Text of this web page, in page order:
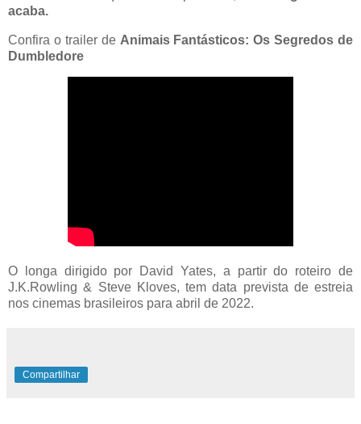
acaba.
Confira o trailer de Animais Fantásticos: Os Segredos de
Dumbledore
O longa dirigido por David Yates, a partir do roteiro de
J.K.Rowling & Steve Kloves, tem data prevista de estreia
nos cinemas brasileiros para abril de 2022.
Compartilhar